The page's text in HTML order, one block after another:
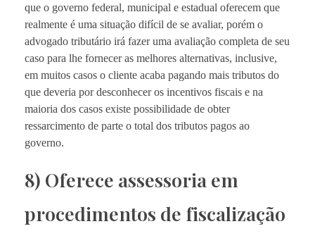
que o governo federal, municipal e estadual oferecem que
realmente é uma situação difícil de se avaliar, porém o
advogado tributário irá fazer uma avaliação completa de seu
caso para lhe fornecer as melhores alternativas, inclusive,
em muitos casos o cliente acaba pagando mais tributos do
que deveria por desconhecer os incentivos fiscais e na
maioria dos casos existe possibilidade de obter
ressarcimento de parte o total dos tributos pagos ao
governo.
8) Oferece assessoria em
procedimentos de fiscalização